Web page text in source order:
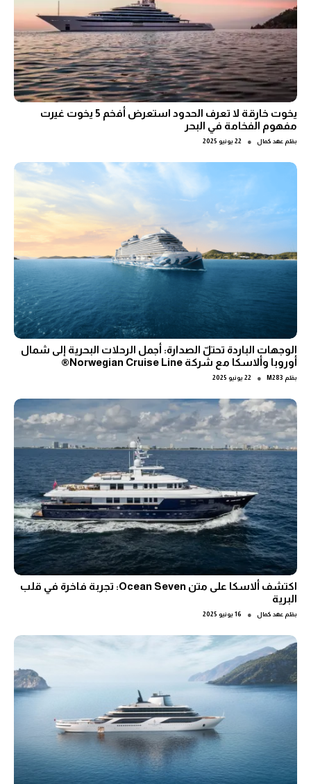
يخوت خارقة لا تعرف الحدود استعرض أفخم 5 يخوت غيرت
مفهوم الفخامة في البحر
بقلم عهد كمال ● 22 يونيو 2025
الوجهات الباردة تحتلّ الصدارة: أجمل الرحلات البحرية إلى شمال
أوروبا وألاسكا مع شركة Norwegian Cruise Line®
بقلم M283
● 22 يونيو 2025
اكتشف ألاسكا على متن Ocean Seven: تجربة فاخرة في قلب
البرية
بقلم عهد كمال ● 16 يونيو 2025